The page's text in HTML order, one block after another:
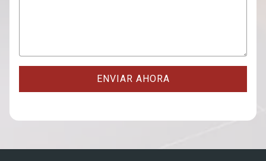
ENVIAR AHORA